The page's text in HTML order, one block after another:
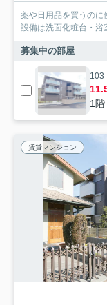
薬や日用品を買うのに
設備は洗面化粧台・浴
募集中の部屋
103
1
賃貸マンション